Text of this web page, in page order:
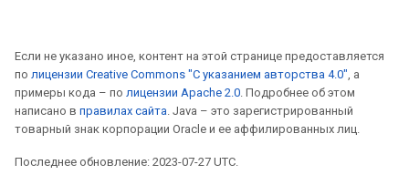
Если не указано иное, контент на этой странице предоставляется
по лицензии Creative Commons "С указанием авторства 4.0", а
примеры кода – по лицензии Apache 2.0. Подробнее об этом
написано в правилах сайта. Java – это зарегистрированный
товарный знак корпорации Oracle и ее аффилированных лиц.
Последнее обновление: 2023-07-27 UTC.